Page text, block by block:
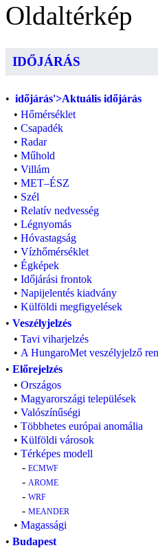
Oldaltérkép
IDŐJÁRÁS
• időjárás'>Aktuális időjárás
• Hőmérséklet
• Csapadék
• Radar
• Műhold
• Villám
• MET–ÉSZ
• Szél
• Relatív nedvesség
• Légnyomás
• Hóvastagság
• Vízhőmérséklet
• Égképek
• Időjárási frontok
• Napijelentés kiadvány
• Külföldi megfigyelések
• Veszélyjelzés
• Tavi viharjelzés
• A HungaroMet veszélyjelző
• Előrejelzés
• Országos
• Magyarországi települések
• Valószínűségi
• Többhetes európai anomália
• Külföldi városok
• Térképes modell
- ECMWF
- AROME
- WRF
- MEANDER
• Magassági
• Budapest